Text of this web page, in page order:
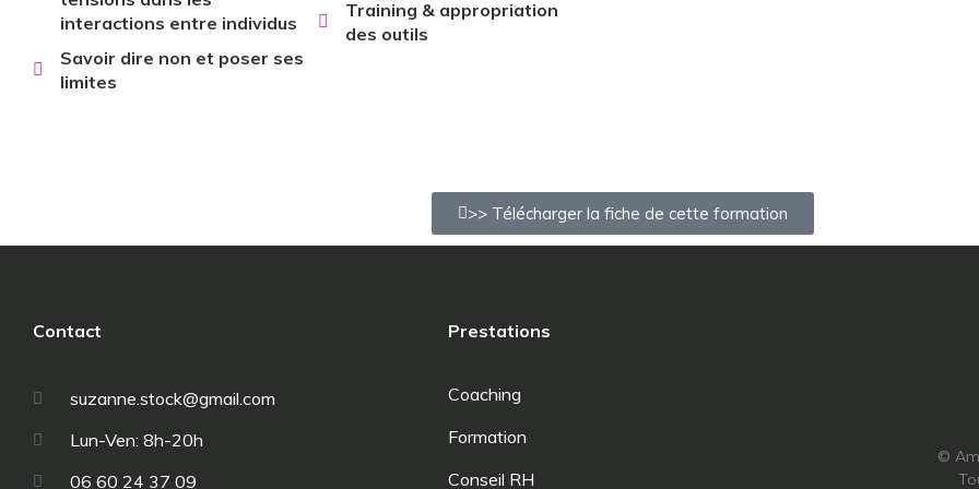
interactions entre individus
Savoir dire non et poser ses
limites
Training & appropriation
des outils
>> Télécharger la fiche de cette formation
Contact
suzanne.stock@gmail.com
Lun-Ven: 8h-20h
06 60 24 37 09
Prestations
Coaching
Formation
Conseil RH
©